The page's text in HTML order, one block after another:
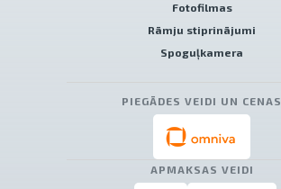
Fotofilmas
Rāmju stiprinājumi
Spoguļkamera
PIEGĀDES VEIDI UN CENAS
APMAKSAS VEIDI